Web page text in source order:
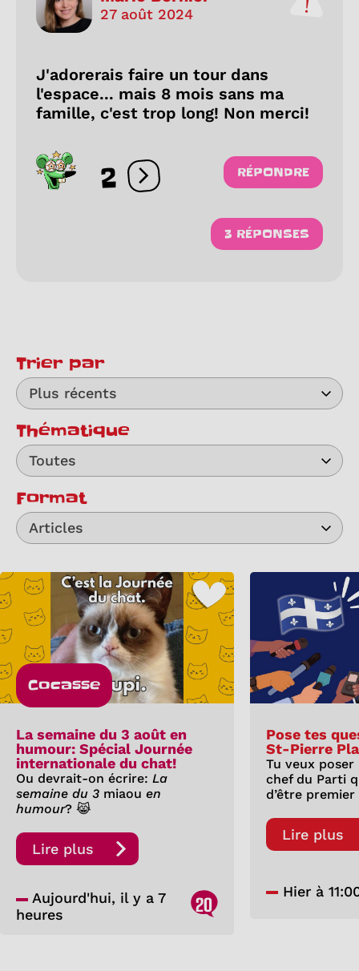
27 août 2024
J'adorerais faire un tour dans
l'espace... mais 8 mois sans ma
famille, c'est trop long! Non merci!
2 Ouvrir les réactions
RÉPONDRE
3 RÉPONSES
Trier par
Plus récents
Thématique
Toutes
Format
Articles
Cocasse
La semaine du 3 août en
humour: Spécial Journée
internationale du chat!
Ou devrait-on écrire: La
semaine du 3 miaou en
humour? 😹
Lire plus
Aujourd'hui, il y a 7
heures
20
Pose tes
St-Pierre
Tu veux
chef du Parti
d’être
Lire plus
Hier à